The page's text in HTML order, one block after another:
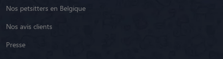
Nos petsitters en Belgique
Nos avis clients
Presse